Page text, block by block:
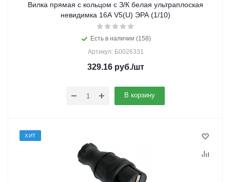
Вилка прямая с кольцом с З/К белая ультраплоская
невидимка 16А V5(U) ЭРА (1/10)
Есть в наличии (158)
Артикул: Б0026331
329.16руб./шт
В корзину
ХИТ